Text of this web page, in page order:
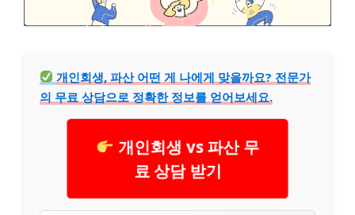
개인회생, 파산 어떤 게 나에게 맞을까요? 전문가
의 무료 상담으로 정확한 정보를 얻어보세요.
개인회생 vs 파산 무
료 상담 받기